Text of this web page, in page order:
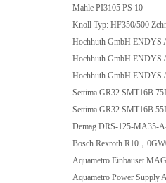
Mahle PI3105 PS 10
Knoll Typ: HF350/500
Hochhuth GmbH ENDYS
Hochhuth GmbH ENDYS
Hochhuth GmbH ENDYS
Settima GR32 SMT16B
Settima GR32 SMT16B
Demag DRS-125-MA35-
Bosch Rexroth R10，
Aquametro Einbauset
Aquametro Power